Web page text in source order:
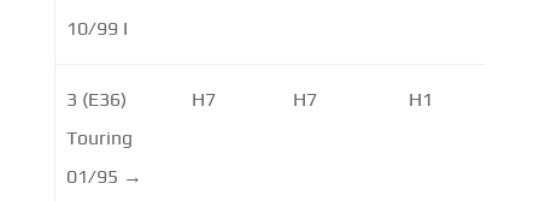
10/99 I
3 (E36)
Touring
01/95 →
H7 H7 H1